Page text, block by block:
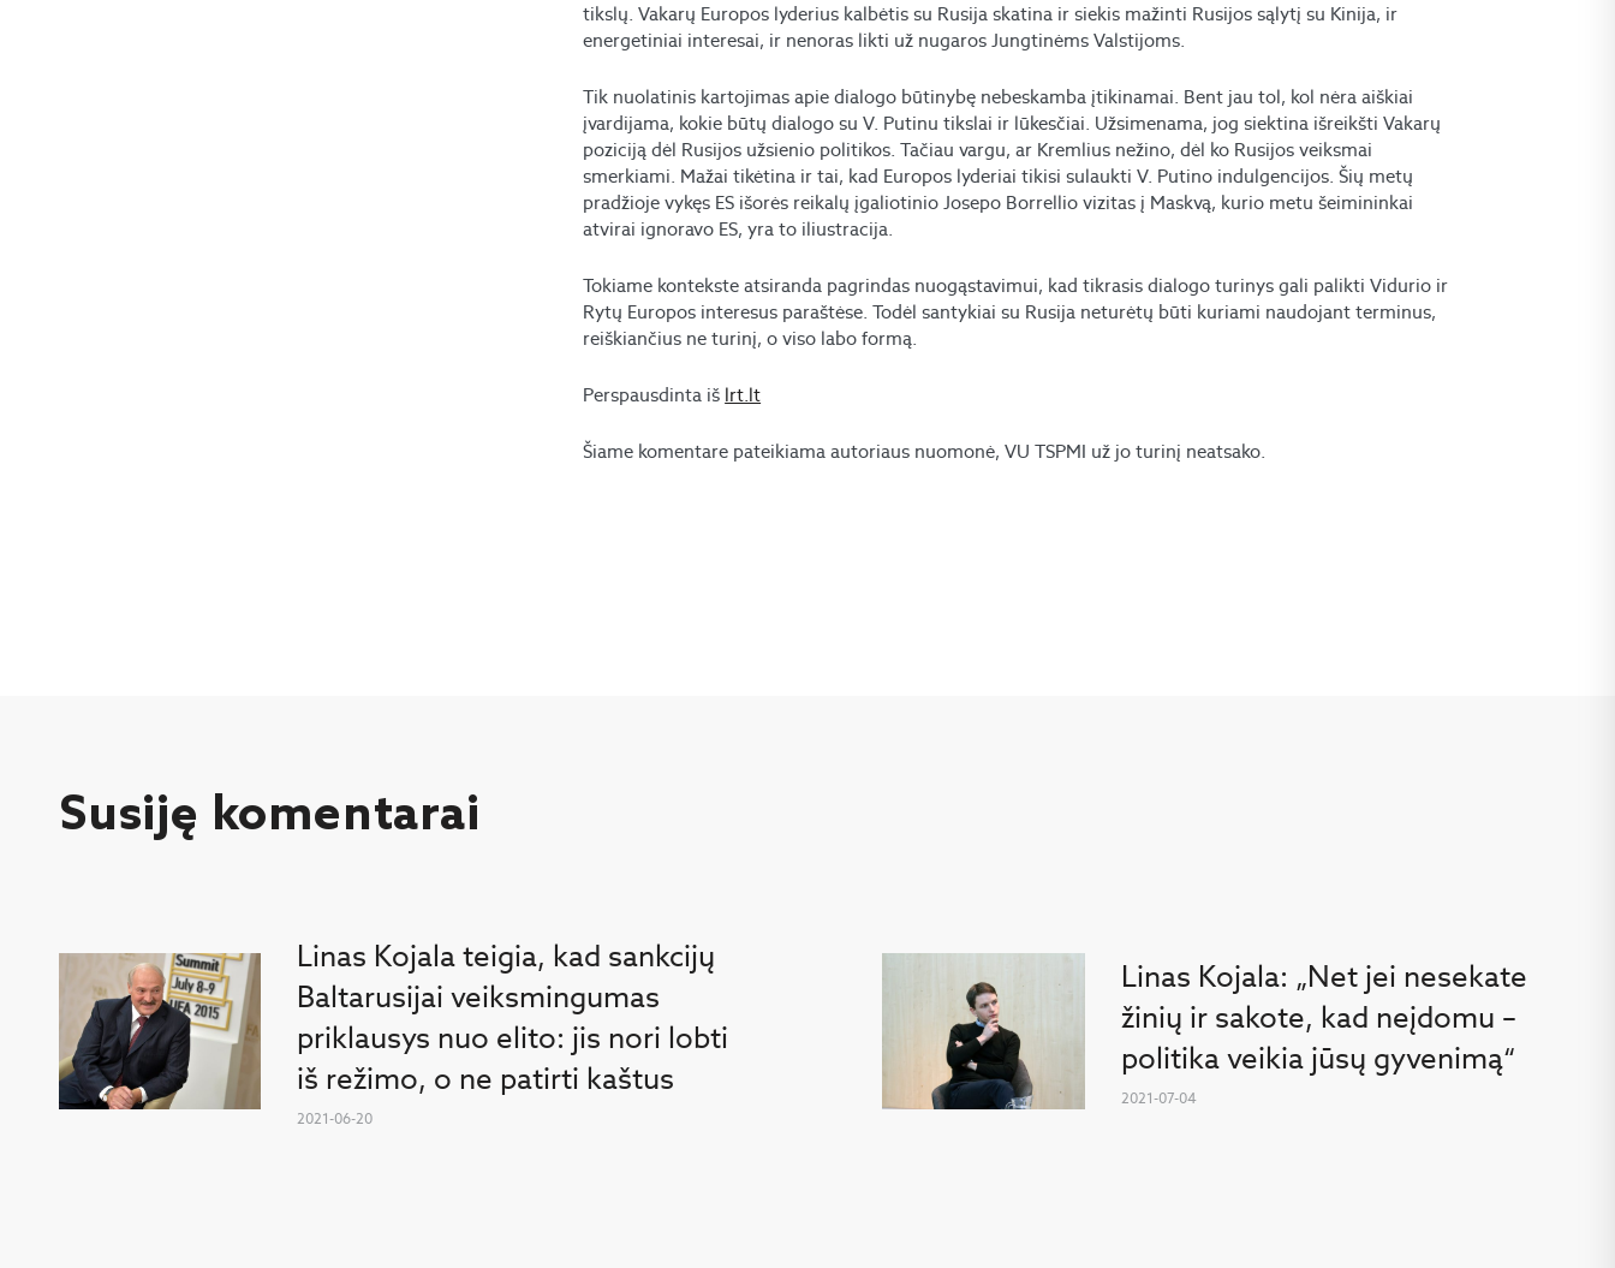
tikslų. Vakarų Europos lyderius kalbėtis su Rusija skatina ir siekis mažinti Rusijos sąlytį su Kinija, ir
energetiniai interesai, ir nenoras likti už nugaros Jungtinėms Valstijoms.
Tik nuolatinis kartojimas apie dialogo būtinybę nebeskamba įtikinamai. Bent jau tol, kol nėra aiškiai
įvardijama, kokie būtų dialogo su V. Putinu tikslai ir lūkesčiai. Užsimenama, jog siektina išreikšti Vakarų
poziciją dėl Rusijos užsienio politikos. Tačiau vargu, ar Kremlius nežino, dėl ko Rusijos veiksmai
smerkiami. Mažai tikėtina ir tai, kad Europos lyderiai tikisi sulaukti V. Putino indulgencijos. Šių metų
pradžioje vykęs ES išorės reikalų įgaliotinio Josepo Borrellio vizitas į Maskvą, kurio metu šeimininkai
atvirai ignoravo ES, yra to iliustracija.
Tokiame kontekste atsiranda pagrindas nuogąstavimui, kad tikrasis dialogo turinys gali palikti Vidurio ir
Rytų Europos interesus paraštėse. Todėl santykiai su Rusija neturėtų būti kuriami naudojant terminus,
reiškiančius ne turinį, o viso labo formą.
Perspausdinta iš lrt.lt
Šiame komentare pateikiama autoriaus nuomonė, VU TSPMI už jo turinį neatsako.
Susiję komentarai
Linas Kojala teigia, kad sankcijų
Baltarusijai veiksmingumas
priklausys nuo elito: jis nori lobti
iš režimo, o ne patirti kaštus
2021-06-20
Linas Kojala: „Net jei nesekate
žinių ir sakote, kad neįdomu –
politika veikia jūsų gyvenimą“
2021-07-04